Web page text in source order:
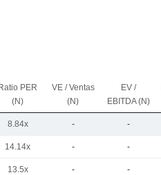
Ratio PER
(N)
VE / Ventas
(N)
EV /
EBITDA (N)
8.84x - -
14.14x - -
13.5x - -